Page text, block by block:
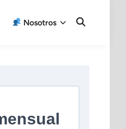
Nosotros
Open